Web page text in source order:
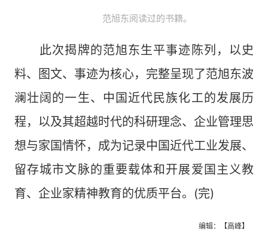
范旭东阅读过的书籍。
此次揭牌的范旭东生平事迹陈列，以史
料、图文、事迹为核心，完整呈现了范旭东波
澜壮阔的一生、中国近代民族化工的发展历
程，以及其超越时代的科研理念、企业管理思
想与家国情怀，成为记录中国近代工业发展、
留存城市文脉的重要载体和开展爱国主义教
育、企业家精神教育的优质平台。(完)
编辑：【高峰】